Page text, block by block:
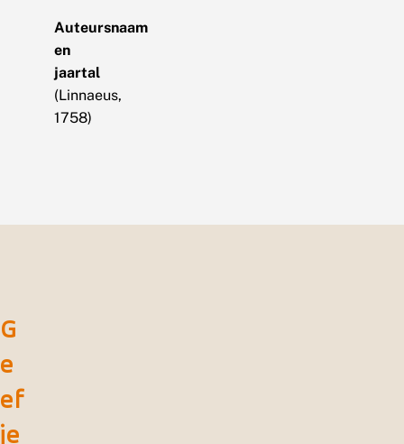
Auteursnaam
en
jaartal
(Linnaeus,
1758)
G
e
ef
je